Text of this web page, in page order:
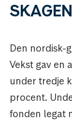
Den nordisk-
Vekst gav en
under tredje
procent.
fonden legat